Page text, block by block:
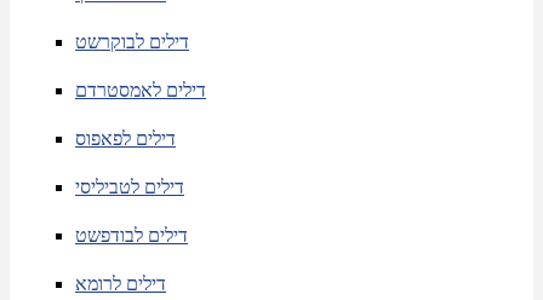
דילים לבוקרשט
דילים לאמסטרדם
דילים לפאפוס
דילים לטביליסי
דילים לבודפשט
דילים לרומא